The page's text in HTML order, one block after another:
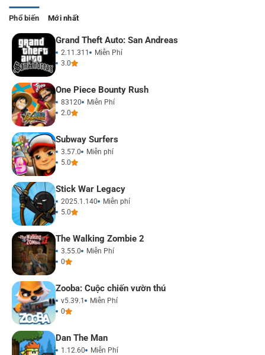
Phổ biến Mới nhất
Grand Theft Auto: San Andreas
2.11.311
Miễn Phí
3.0
One Piece Bounty Rush
83120
Miễn Phí
2.0
Subway Surfers
3.57.0
Miễn phí
5.0
Stick War Legacy
2025.1.140
Miễn phí
5.0
The Walking Zombie 2
3.55.0
Miễn Phí
0
Zooba: Cuộc chiến vườn thú
v5.39.1
Miễn Phí
0
Dan The Man
1.12.60
Miễn Phí